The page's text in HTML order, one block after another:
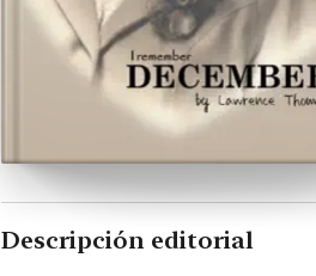
Descripción editorial